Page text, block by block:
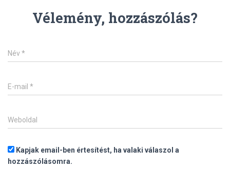
Vélemény, hozzászólás?
Név*
E-mail *
Weboldal
Kapjak email-ben értesítést, ha valaki válaszol a
hozzászólásomra.